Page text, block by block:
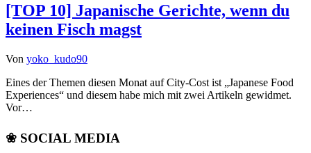
[TOP 10] Japanische Gerichte, wenn du
keinen Fisch magst
Von yoko_kudo90
Eines der Themen diesen Monat auf City-Cost ist „Japanese Food
Experiences“ und diesem habe mich mit zwei Artikeln gewidmet.
Vor…
❀ SOCIAL MEDIA